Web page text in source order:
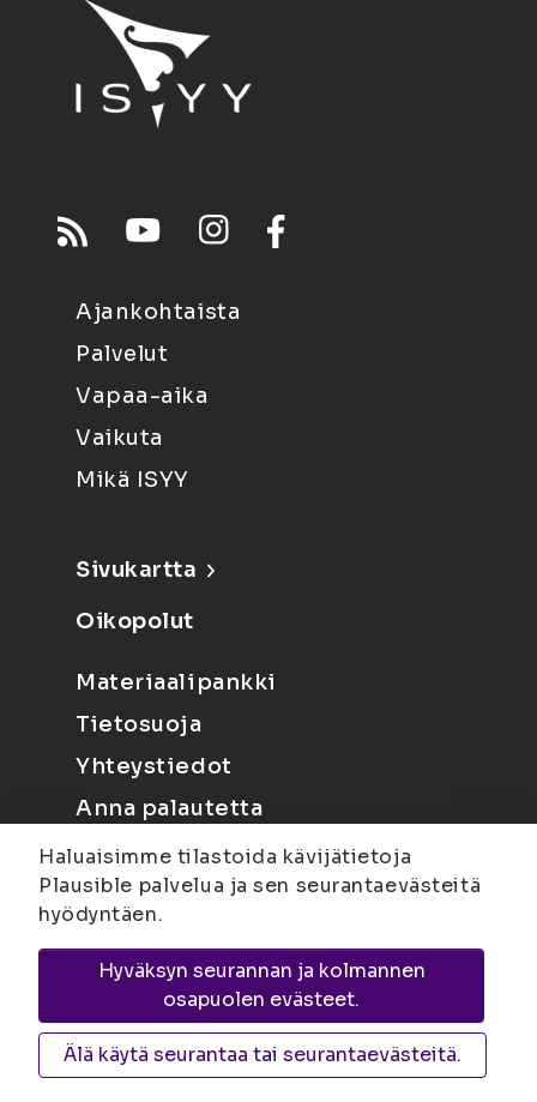
Ajankohtaista
Palvelut
Vapaa-aika
Vaikuta
Mikä ISYY
Sivukartta
Oikopolut
Materiaalipankki
Tietosuoja
Yhteystiedot
Anna palautetta
Joensuu
Suvantokatu 6, 80100 Joensuu |
KuopioYliopistonranta 15, PL 1627, 70211
Kuopio
Haluaisimme tilastoida kävijätietoja
Plausible palvelua ja sen seurantaevästeitä
hyödyntäen.
Hyväksyn seurannan ja kolmannen
osapuolen evästeet.
Älä käytä seurantaa tai seurantaevästeitä.